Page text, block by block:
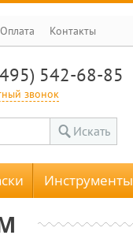
Оплата Контакты
542-68-85
звонок
Искать
Инструменты